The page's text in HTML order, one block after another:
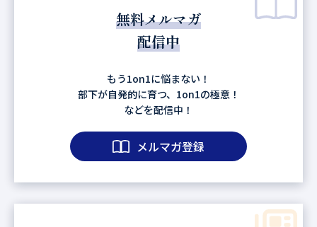
無料メルマガ
配信中
もう1on1に悩まない！
部下が自発的に育つ、1on1の極意！
などを配信中！
メルマガ登録